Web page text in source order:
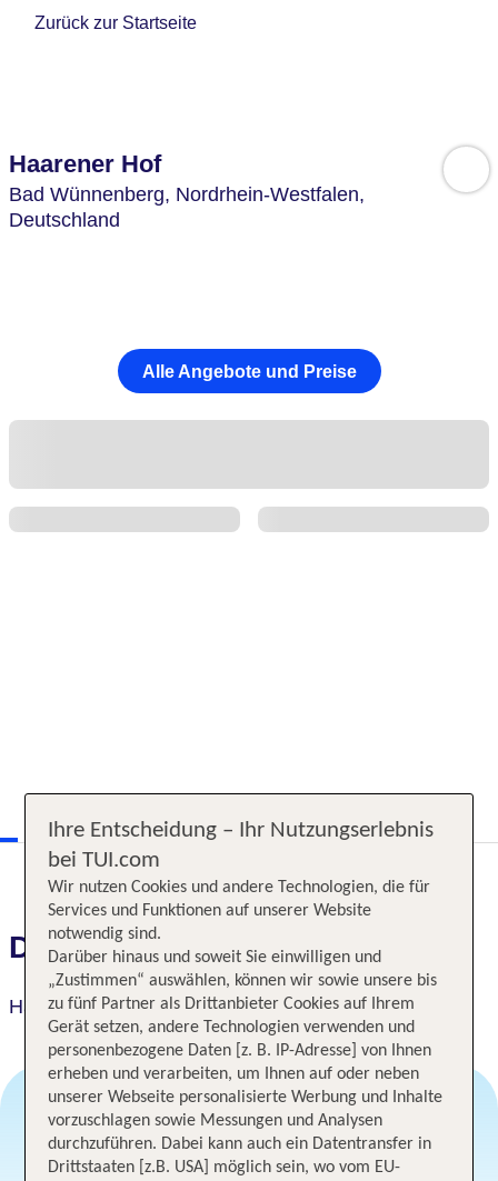
Zurück zur Startseite
Haarener Hof
Bad Wünnenberg, Nordrhein-Westfalen,
Deutschland
Alle Angebote und Preise
Das erwartet Sie
Haarener Hof
Angebotsauswahl
Ihre Entscheidung – Ihr Nutzungserlebnis
bei TUI.com
Wir nutzen Cookies und andere Technologien, die für
Services und Funktionen auf unserer Website
notwendig sind.
Darüber hinaus und soweit Sie einwilligen und
„Zustimmen“ auswählen, können wir sowie unsere bis
zu fünf Partner als Drittanbieter Cookies auf Ihrem
Gerät setzen, andere Technologien verwenden und
personenbezogene Daten [z. B. IP-Adresse] von Ihnen
erheben und verarbeiten, um Ihnen auf oder neben
unserer Webseite personalisierte Werbung und Inhalte
vorzuschlagen sowie Messungen und Analysen
durchzuführen. Dabei kann auch ein Datentransfer in
Drittstaaten [z.B. USA] möglich sein, wo vom EU-